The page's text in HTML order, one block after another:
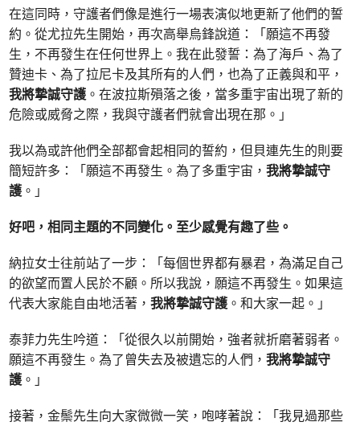
在這同時，守護者們像是進行一場表演似地更新了他們的誓
約。從尤拉先生開始，再次高舉烏鋒說道：「願這不再發
生，不再發生在任何世界上。我在此發誓：為了海戶、為了
贊迪卡、為了拉尼卡及其所有的人們，也為了正義與和平，
我將摯誠守護 。在波拉斯殞落之後，當多重宇宙出現了新的
危險或威脅之際，我與守護者們就會出現在那。」
我以為或許他們全部都會起相同的誓約，但貝連先生的則要
簡短許多：「願這不再發生。為了多重宇宙，我將摯誠守
護 。」
好吧，相同主題的不同變化。至少感覺有趣了些。
納拉女士往前站了一步：「每個世界都有暴君，為滿足自己
的欲望而置人民於不顧。所以我說，願這不再發生。如果這
代表大家能自由地活著，我將摯誠守護 。和大家一起。」
泰菲力先生吟道：「從很久以前開始，強者就折磨著弱者。
願這不再發生。為了曾失去及被遺忘的人們，我將摯誠守
護 。」
接著，金鬃先生向大家微微一笑，咆哮著說：「我見過那些